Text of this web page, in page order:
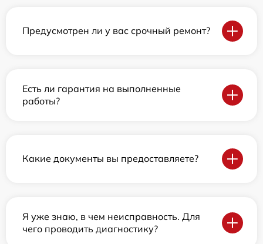
Предусмотрен ли у вас срочный ремонт?
Есть ли гарантия на выполненные
работы?
Какие документы вы предоставляете?
Я уже знаю, в чем неисправность. Для
чего проводить диагностику?